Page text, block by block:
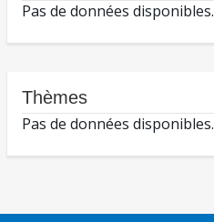
Pas de données disponibles.
Thèmes
Pas de données disponibles.